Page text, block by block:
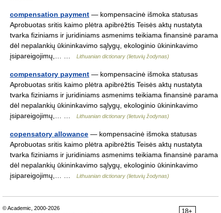
compensation payment — kompensacinė išmoka statusas
Aprobuotas sritis kaimo plėtra apibrėžtis Teisės aktų nustatyta
tvarka fiziniams ir juridiniams asmenims teikiama finansinė parama
dėl nepalankių ūkininkavimo sąlygų, ekologinio ūkininkavimo
įsipareigojimų,… …
Lithuanian dictionary (lietuvių žodynas)
compensatory payment — kompensacinė išmoka statusas
Aprobuotas sritis kaimo plėtra apibrėžtis Teisės aktų nustatyta
tvarka fiziniams ir juridiniams asmenims teikiama finansinė parama
dėl nepalankių ūkininkavimo sąlygų, ekologinio ūkininkavimo
įsipareigojimų,… …
Lithuanian dictionary (lietuvių žodynas)
copensatory allowance — kompensacinė išmoka statusas
Aprobuotas sritis kaimo plėtra apibrėžtis Teisės aktų nustatyta
tvarka fiziniams ir juridiniams asmenims teikiama finansinė parama
dėl nepalankių ūkininkavimo sąlygų, ekologinio ūkininkavimo
įsipareigojimų,… …
Lithuanian dictionary (lietuvių žodynas)
18+
© Academic, 2000-2026